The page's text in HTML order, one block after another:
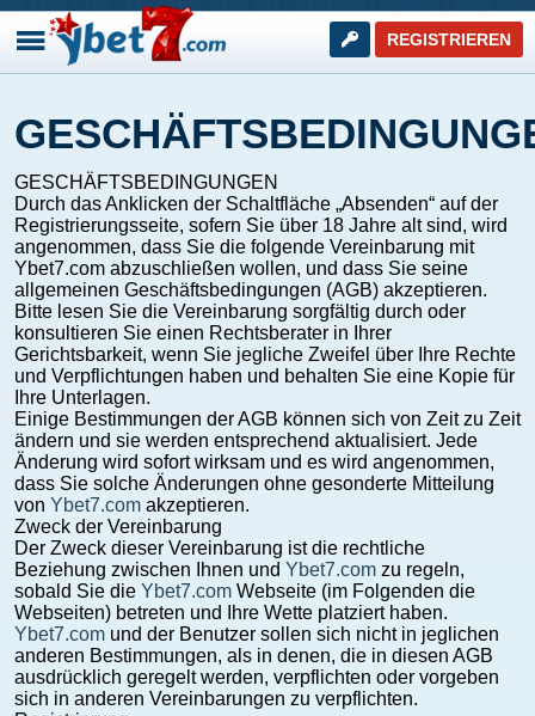
REGISTRIEREN
GESCHÄFTSBEDINGUNGEN
Durch das Anklicken der Schaltfläche „Absenden“ auf der
Registrierungsseite, sofern Sie über 18 Jahre alt sind, wird
angenommen, dass Sie die folgende Vereinbarung mit
Ybet7.com abzuschließen wollen, und dass Sie seine
allgemeinen Geschäftsbedingungen (AGB) akzeptieren.
Bitte lesen Sie die Vereinbarung sorgfältig durch oder
konsultieren Sie einen Rechtsberater in Ihrer
Gerichtsbarkeit, wenn Sie jegliche Zweifel über Ihre Rechte
und Verpflichtungen haben und behalten Sie eine Kopie für
Ihre Unterlagen.
Einige Bestimmungen der AGB können sich von Zeit zu Zeit
ändern und sie werden entsprechend aktualisiert. Jede
Änderung wird sofort wirksam und es wird angenommen,
dass Sie solche Änderungen ohne gesonderte Mitteilung
von Ybet7.com akzeptieren.
Zweck der Vereinbarung
Der Zweck dieser Vereinbarung ist die rechtliche
Beziehung zwischen Ihnen und Ybet7.com zu regeln,
sobald Sie die Ybet7.com Webseite (im Folgenden die
Webseiten) betreten und Ihre Wette platziert haben.
Ybet7.com und der Benutzer sollen sich nicht in jeglichen
anderen Bestimmungen, als in denen, die in diesen AGB
ausdrücklich geregelt werden, verpflichten oder vorgeben
sich in anderen Vereinbarungen zu verpflichten.